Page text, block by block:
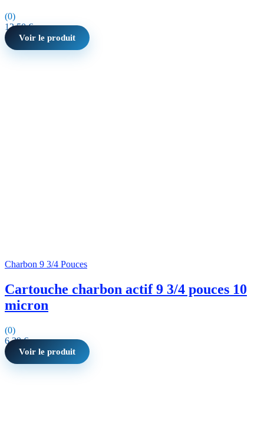
(0)
12,50€
Voir le produit
Charbon 9 3/4 Pouces
Cartouche charbon actif 9 3/4 pouces 10
micron
(0)
6,29€
Voir le produit